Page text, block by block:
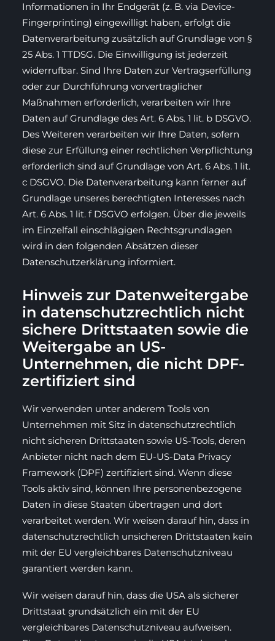
Informationen in Ihr Endgerät (z. B. via Device-
Fingerprinting) eingewilligt haben, erfolgt die
Datenverarbeitung zusätzlich auf Grundlage von §
25 Abs. 1 TTDSG. Die Einwilligung ist jederzeit
widerrufbar. Sind Ihre Daten zur Vertragserfüllung
oder zur Durchführung vorvertraglicher
Maßnahmen erforderlich, verarbeiten wir Ihre
Daten auf Grundlage des Art. 6 Abs. 1 lit. b DSGVO.
Des Weiteren verarbeiten wir Ihre Daten, sofern
diese zur Erfüllung einer rechtlichen Verpflichtung
erforderlich sind auf Grundlage von Art. 6 Abs. 1 lit.
c DSGVO. Die Datenverarbeitung kann ferner auf
Grundlage unseres berechtigten Interesses nach
Art. 6 Abs. 1 lit. f DSGVO erfolgen. Über die jeweils
im Einzelfall einschlägigen Rechtsgrundlagen
wird in den folgenden Absätzen dieser
Datenschutzerklärung informiert.
Hinweis zur Datenweitergabe
in datenschutzrechtlich nicht
sichere Drittstaaten sowie die
Weitergabe an US-
Unternehmen, die nicht DPF-
zertifiziert sind
Wir verwenden unter anderem Tools von
Unternehmen mit Sitz in datenschutzrechtlich
nicht sicheren Drittstaaten sowie US-Tools, deren
Anbieter nicht nach dem EU-US-Data Privacy
Framework (DPF) zertifiziert sind. Wenn diese
Tools aktiv sind, können Ihre personenbezogene
Daten in diese Staaten übertragen und dort
verarbeitet werden. Wir weisen darauf hin, dass in
datenschutzrechtlich unsicheren Drittstaaten kein
mit der EU vergleichbares Datenschutzniveau
garantiert werden kann.
Wir weisen darauf hin, dass die USA als sicherer
Drittstaat grundsätzlich ein mit der EU
vergleichbares Datenschutzniveau aufweisen.